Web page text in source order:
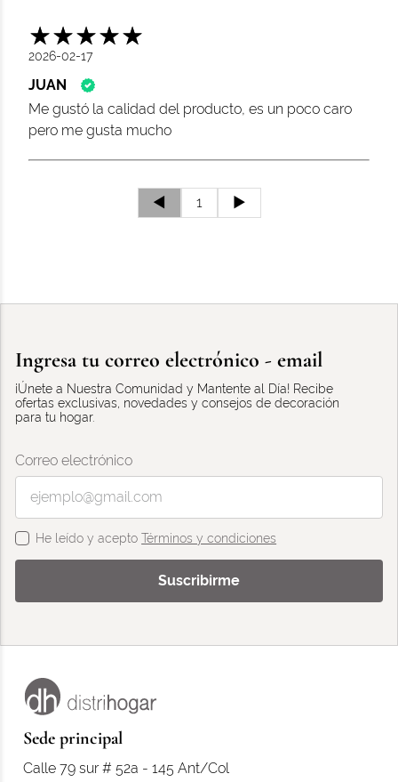
2026-02-17
JUAN
Me gustó la calidad del producto, es un poco caro
pero me gusta mucho
◄ 1 ►
Ingresa tu correo electrónico - email
¡Únete a Nuestra Comunidad y Mantente al Día! Recibe
ofertas exclusivas, novedades y consejos de decoración
para tu hogar.
Correo electrónico
He leído y aceptoTérminos y condiciones
Suscribirme
Sede principal
Calle 79 sur # 52a - 145 Ant/Col